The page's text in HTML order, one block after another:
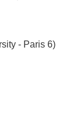
- Paris 6)